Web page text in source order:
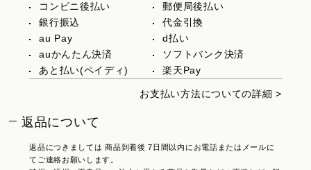
コンビニ後払い
郵便局後払い
銀行振込
代金引換
au Pay
d払い
auかんたん決済
ソフトバンク決済
あと払い(ペイディ)
楽天Pay
お支払い方法についての詳細 >
返品について
返品につきましては 商品到着後 7日間以内にお電話またはメールに
てご連絡お願いします。